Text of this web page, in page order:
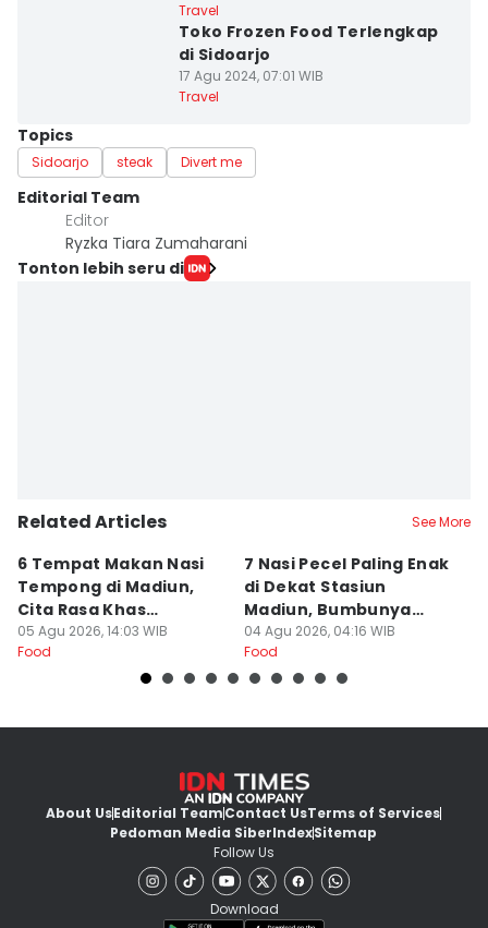
Travel
Toko Frozen Food Terlengkap
di Sidoarjo
17 Agu 2024, 07:01 WIB
Travel
Topics
Sidoarjo steak Divert me
Editorial Team
Editor
Ryzka Tiara Zumaharani
Tonton lebih seru di
Related Articles See More
6 Tempat Makan Nasi
Tempong di Madiun,
Cita Rasa Khas
Banyuwangi
05 Agu 2026, 14:03 WIB
Food
7 Nasi Pecel Paling Enak
di Dekat Stasiun
Madiun, Bumbunya
Khas
04 Agu 2026, 04:16 WIB
Food
About UsEditorial TeamContact UsTerms of Services
Pedoman Media SiberIndexSitemap
Follow Us
Download